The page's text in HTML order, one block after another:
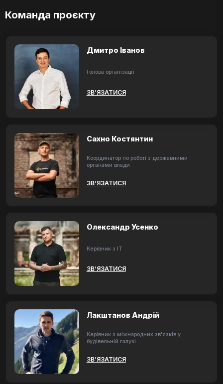
Команда проєкту
Дмитро Іванов
Голова організації
ЗВ’ЯЗАТИСЯ
Сахно Костянтин
Координатор по роботі з державними
органами влади
ЗВ’ЯЗАТИСЯ
Олександр Усенко
Керівник з ІТ
ЗВ’ЯЗАТИСЯ
Лакштанов Андрій
Керівник з міжнародних зв'язків у
будівельній галузі
ЗВ’ЯЗАТИСЯ